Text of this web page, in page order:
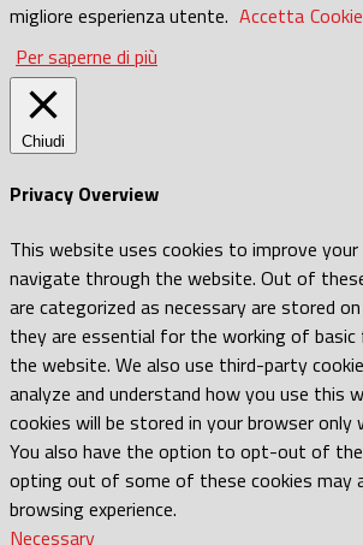
migliore esperienza utente. Accetta
Per saperne di più
Chiudi
Privacy Overview
This website uses cookies to improve your
navigate through the website. Out of
are categorized as necessary are stored
they are essential for the working of
the website. We also use third-party
analyze and understand how you use this
cookies will be stored in your browser only
You also have the option to opt-out of
opting out of some of these cookies may
browsing experience.
Necessary